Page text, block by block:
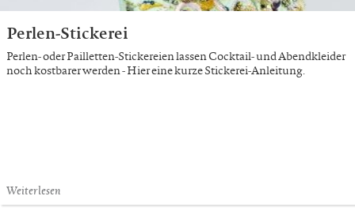
Perlen-Stickerei
Perlen- oder Pailletten-Stickereien lassen Cocktail- und Abendkleider
noch kostbarer werden - Hier eine kurze Stickerei-Anleitung.
Weiterlesen